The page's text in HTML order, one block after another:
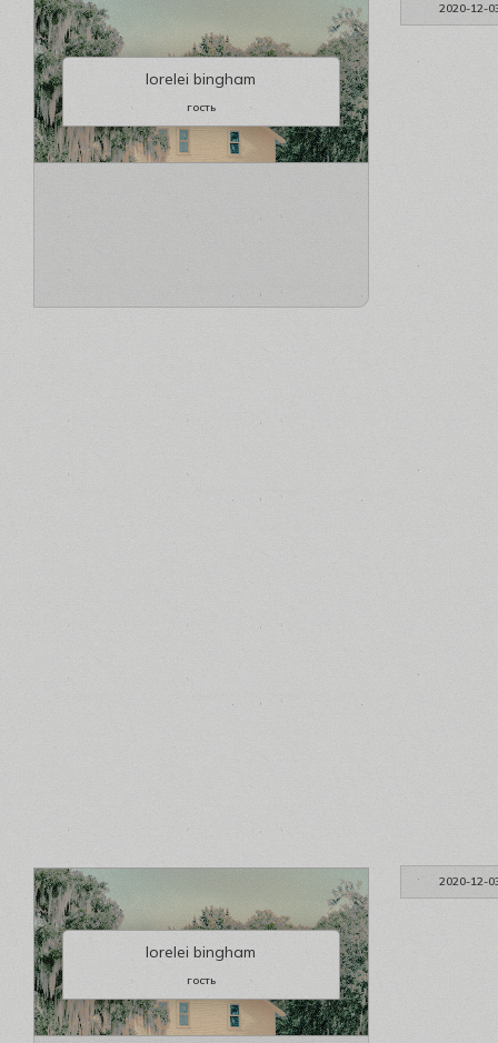
2020-12-
lorelei bingham
гость
2020-12-
lorelei bingham
гость